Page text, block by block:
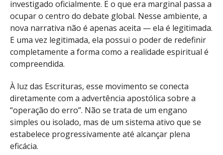
investigado oficialmente. E o que era marginal passa a
ocupar o centro do debate global. Nesse ambiente, a
nova narrativa não é apenas aceita — ela é legitimada.
E uma vez legitimada, ela possui o poder de redefinir
completamente a forma como a realidade espiritual é
compreendida.
À luz das Escrituras, esse movimento se conecta
diretamente com a advertência apostólica sobre a
“operação do erro”. Não se trata de um engano
simples ou isolado, mas de um sistema ativo que se
estabelece progressivamente até alcançar plena
eficácia.